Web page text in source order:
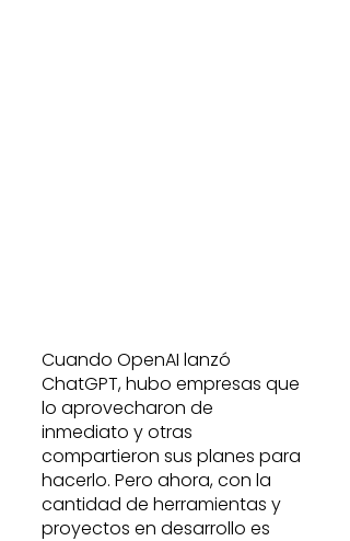
Cuando OpenAI lanzó
ChatGPT, hubo empresas que
lo aprovecharon de
inmediato y otras
compartieron sus planes para
hacerlo. Pero ahora, con la
cantidad de herramientas y
proyectos en desarrollo es